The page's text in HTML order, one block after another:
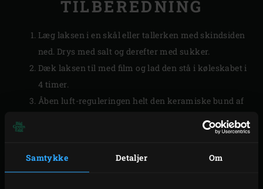
Samtykke Detaljer Om
TILBEREDNING
Læg laksen i en skål eller tallerken med skindsiden
ned. Drys med salt og derefter med sukker.
Dæk laksen til med film og lad den stå i køleskabet i
4 timer.
Åben luft-reguleringen helt den keramiske bund af
dit Big Green Egg. Tænd grillkullene i dit Big Green
Egg med 3 optændingsblokke og lad låget stå åbent
Opblød i mellemtiden en håndfuld